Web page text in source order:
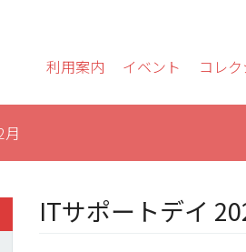
利用案内 イベント コレ
月
ITサポートデイ